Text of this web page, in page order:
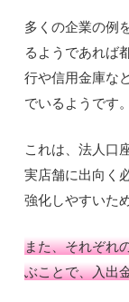
多くの企業の例
るようであれば
行や信用金庫な
でいるようです。
これは、法人口
実店舗に出向く
強化しやすいた
また、それぞれ
ぶことで、入出